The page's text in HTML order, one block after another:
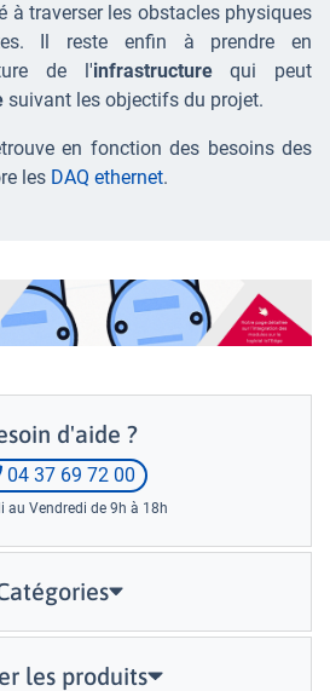
à traverser les obstacles physiques
Il reste enfin à prendre en
de l'infrastructurequi peut
suivant les objectifs du projet.
en fonction des besoins des
les DAQ ethernet.
d'aide ?
04 37 69 72 00
au Vendredi de 9h à 18h
les produits